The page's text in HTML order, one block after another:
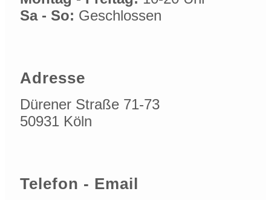
Sa - So: Geschlossen
Adresse
Dürener Straße 71-73
50931 Köln
Telefon - Email